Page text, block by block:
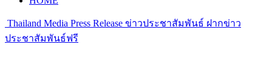
Thailand Media Press Release ข่าวประชาสัมพันธ์ ฝากข่าว
ประชาสัมพันธ์ฟรี